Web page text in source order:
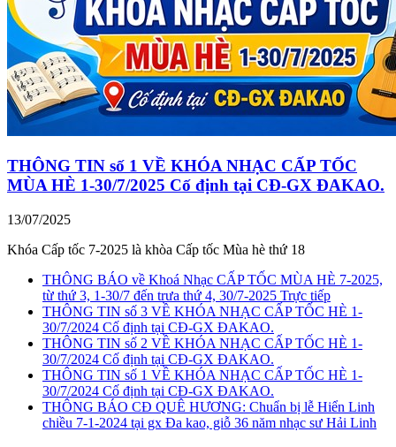
THÔNG TIN số 1 VỀ KHÓA NHẠC CẤP TỐC
MÙA HÈ 1-30/7/2025 Cố định tại CĐ-GX ĐAKAO.
13/07/2025
Khóa Cấp tốc 7-2025 là khòa Cấp tốc Mùa hè thứ 18
THÔNG BÁO về Khoá Nhạc CẤP TỐC MÙA HÈ 7-2025,
từ thứ 3, 1-30/7 đến trưa thứ 4, 30/7-2025 Trực tiếp
THÔNG TIN số 3 VỀ KHÓA NHẠC CẤP TỐC HÈ 1-
30/7/2024 Cố định tại CĐ-GX ĐAKAO.
THÔNG TIN số 2 VỀ KHÓA NHẠC CẤP TỐC HÈ 1-
30/7/2024 Cố định tại CĐ-GX ĐAKAO.
THÔNG TIN số 1 VỀ KHÓA NHẠC CẤP TỐC HÈ 1-
30/7/2024 Cố định tại CĐ-GX ĐAKAO.
THÔNG BÁO CĐ QUÊ HƯƠNG: Chuẩn bị lễ Hiển Linh
chiều 7-1-2024 tại gx Đa kao, giỗ 36 năm nhạc sư Hải Linh